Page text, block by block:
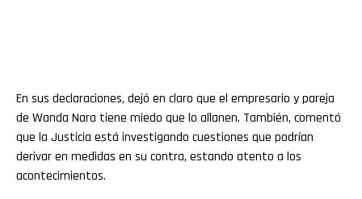
En sus declaraciones, dejó en claro que el empresario y pareja
de Wanda Nara tiene miedo que lo allanen. También, comentó
que la Justicia está investigando cuestiones que podrían
derivar en medidas en su contra, estando atento a los
acontecimientos.